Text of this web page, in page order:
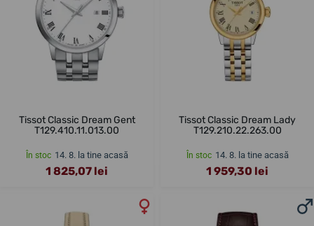
Tissot Classic Dream Gent
T129.410.11.013.00
În stoc 14. 8. la tine acasă
1 825,07 lei
Tissot Classic Dream Lady
T129.210.22.263.00
În stoc 14. 8. la tine acasă
1 959,30 lei